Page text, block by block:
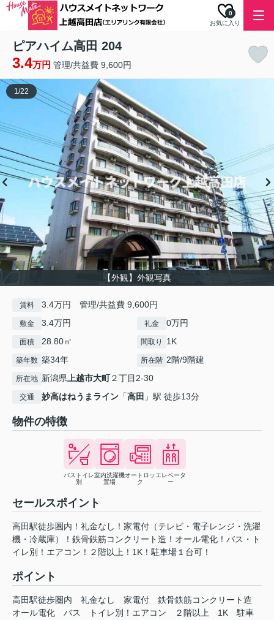
お気に入り
0
ピアハイム高田 204
3.4万円 管理/共益費 9,600円
【外観】外観写真
1/22
賃料 3.4万円 管理/共益費 9,600円
敷金 3.4万円 礼金 0万円
面積 28.80㎡ 間取り 1K
築年数 築34年 所在階 2階/9階建
所在地 新潟県上越市大町２丁目2-30
交通 妙高はねうまライン 「高田 」駅 徒歩13分
物件の特徴
バストイレ
別
室内洗濯機
置場
オートロッ
ク
エレベータ
ー
セールスポイント
高田駅徒歩圏内！礼金なし！家電付（テレビ・電子レンジ・洗濯
機・冷蔵庫）！鉄骨鉄筋コンクリート造！オール電化！バス・ト
イレ別！エアコン！２階以上！1K！駐車場１台可！
ポイント
高田駅徒歩圏内 礼金なし 家電付
鉄骨鉄筋コンクリート造
オール電化
バス トイレ別！エアコン ２階以上 1K
駐車